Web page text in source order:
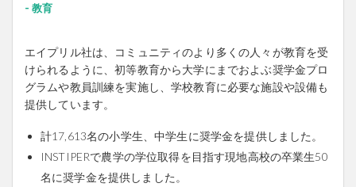
教育
エイプリル社は、コミュニティのより多くの人々が教育を受
けられるように、初等教育から大学にまでおよぶ奨学金プロ
グラムや教員訓練を実施し、学校教育に必要な施設や設備も
提供しています。
計17,613名の小学生、中学生に奨学金を提供しました。
INSTIPERで農学の学位取得を目指す現地高校の卒業生50
名に奨学金を提供しました。